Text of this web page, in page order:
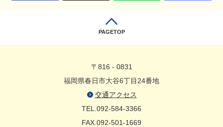
PAGETOP
〒816 - 0831
福岡県春日市大谷6丁目24番地
交通アクセス
TEL.092-584-3366
FAX.092-501-1669